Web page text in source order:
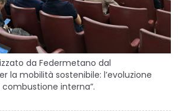
da Federmetano dal
la mobilità sostenibile: l’evoluzione
interna”.